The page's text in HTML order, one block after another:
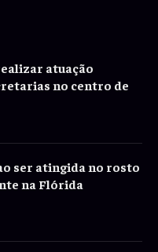
atuação
no centro de
ser atingida no rosto
na Flórida